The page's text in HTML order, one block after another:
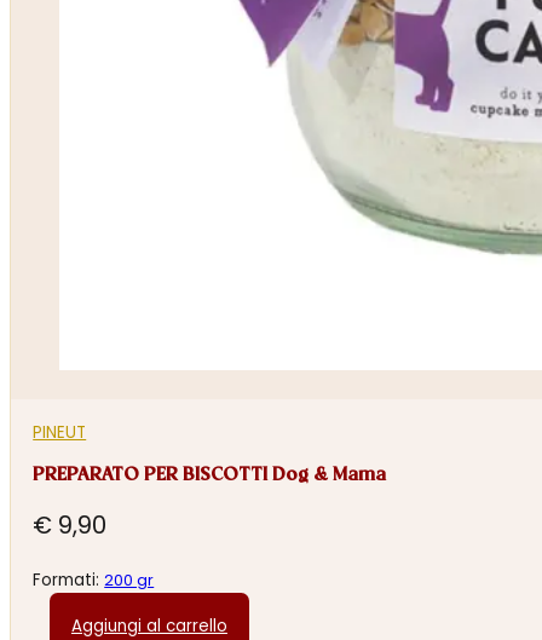
PINEUT
PREPARATO PER BISCOTTI Dog & Mama
€ 9,90
Formati:200 gr
Aggiungi al carrello